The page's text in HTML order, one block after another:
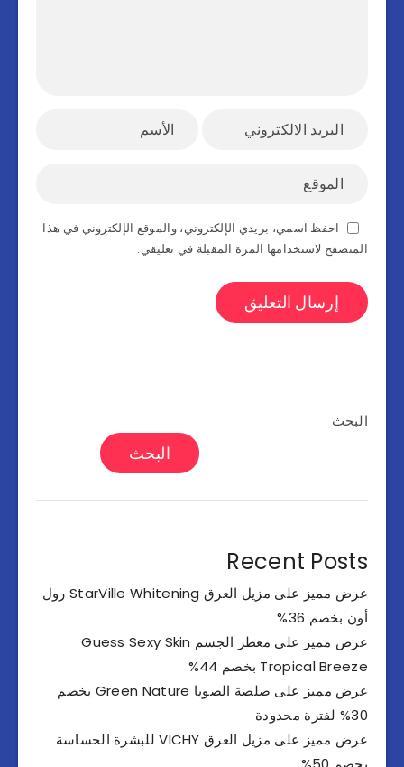
احفظ اسمي، بريدي الإلكتروني، والموقع الإلكتروني في هذا
المتصفح لاستخدامها المرة المقبلة في تعليقي.
البحث
البحث
Recent Posts
عرض مميز على مزيل العرق StarVille Whitening رول
أون بخصم 36%
عرض مميز على معطر الجسم Guess Sexy Skin
Tropical Breeze بخصم 44%
عرض مميز على صلصة الصويا Green Nature بخصم
30% لفترة محدودة
عرض مميز على مزيل العرق VICHY للبشرة الحساسة